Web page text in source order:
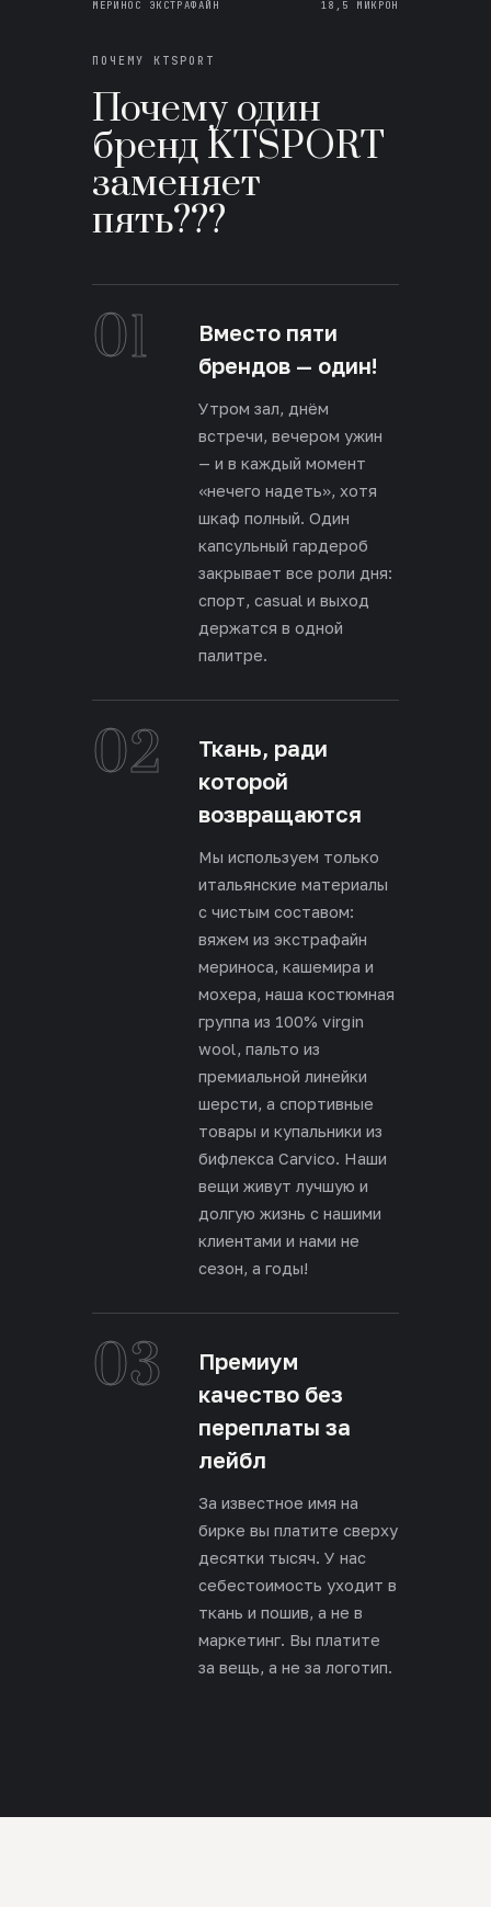
МЕРИНОС ЭКСТРАФАЙН 18,5 МИКРОН
ПОЧЕМУ KTSPORT
Почему один
бренд KTSPORT
заменяет
пять???
01
Вместо пяти
брендов — один!
Утром зал, днём
встречи, вечером ужин
— и в каждый момент
«нечего надеть», хотя
шкаф полный. Один
капсульный гардероб
закрывает все роли дня:
спорт, casual и выход
держатся в одной
палитре.
02
Ткань, ради
которой
возвращаются
Мы используем только
итальянские материалы
с чистым составом:
вяжем из экстрафайн
мериноса, кашемира и
мохера, наша костюмная
группа из 100% virgin
wool, пальто из
премиальной линейки
шерсти, а спортивные
товары и купальники из
бифлекса Carvico. Наши
вещи живут лучшую и
долгую жизнь с нашими
клиентами и нами не
сезон, а годы!
03
Премиум
качество без
переплаты за
лейбл
За известное имя на
бирке вы платите сверху
десятки тысяч. У нас
себестоимость уходит в
ткань и пошив, а не в
маркетинг. Вы платите
за вещь, а не за логотип.